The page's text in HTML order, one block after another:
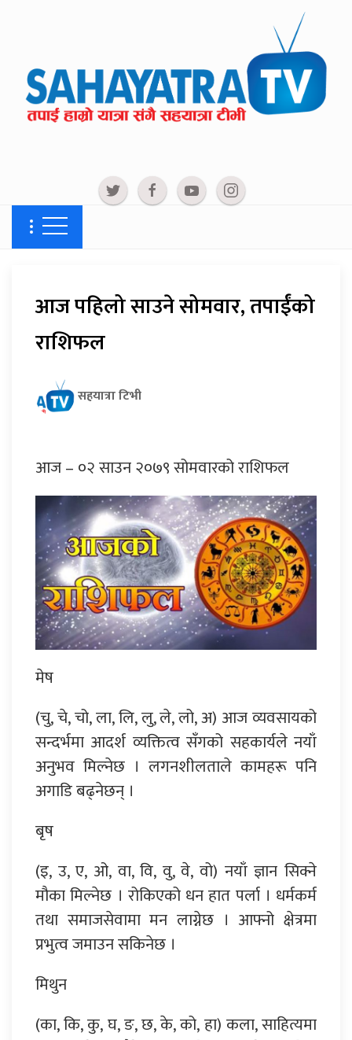
आज पहिलो साउने सोमवार, तपाईंको
राशिफल
सहयात्रा टिभी
आज – ०२ साउन २०७९ सोमवारको राशिफल
मेष
(चु, चे, चो, ला, लि, लु, ले, लो, अ) आज व्यवसायको
सन्दर्भमा आदर्श व्यक्तित्व सँगको सहकार्यले नयाँ
अनुभव मिल्नेछ । लगनशीलताले कामहरू पनि
अगाडि बढ्नेछन् ।
बृष
(इ, उ, ए, ओ, वा, वि, वु, वे, वो) नयाँ ज्ञान सिक्ने
मौका मिल्नेछ । रोकिएको धन हात पर्ला । धर्मकर्म
तथा समाजसेवामा मन लाग्नेछ । आफ्नो क्षेत्रमा
प्रभुत्व जमाउन सकिनेछ ।
मिथुन
(का, कि, कु, घ, ङ, छ, के, को, हा) कला, साहित्यमा